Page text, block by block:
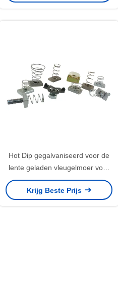
Hot Dip gegalvaniseerd voor de
lente geladen vleugelmoer voor
de bouw van kanaal staal 1/2 "
1/4"
Krijg Beste Prijs